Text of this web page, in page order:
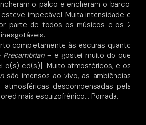
o palco e encheram o barco.
esteve impecável. Muita intensidade e
parte de todos os músicos e os 2
completamente às escuras quanto
Precambrian– e gostei muito do que
o(s) cd(s)]. Muito atmosféricos, e os
são imensos ao vivo, as ambiências
descompensadas pela
mais esquizofrénico… Porrada.